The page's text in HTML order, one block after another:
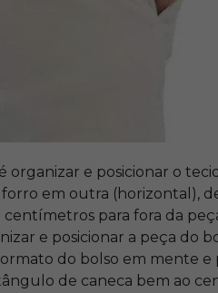
organizar e posicionar o
em outra (horizontal),
para fora da
e posicionar a peça do
do bolso em mente
de caneca bem ao